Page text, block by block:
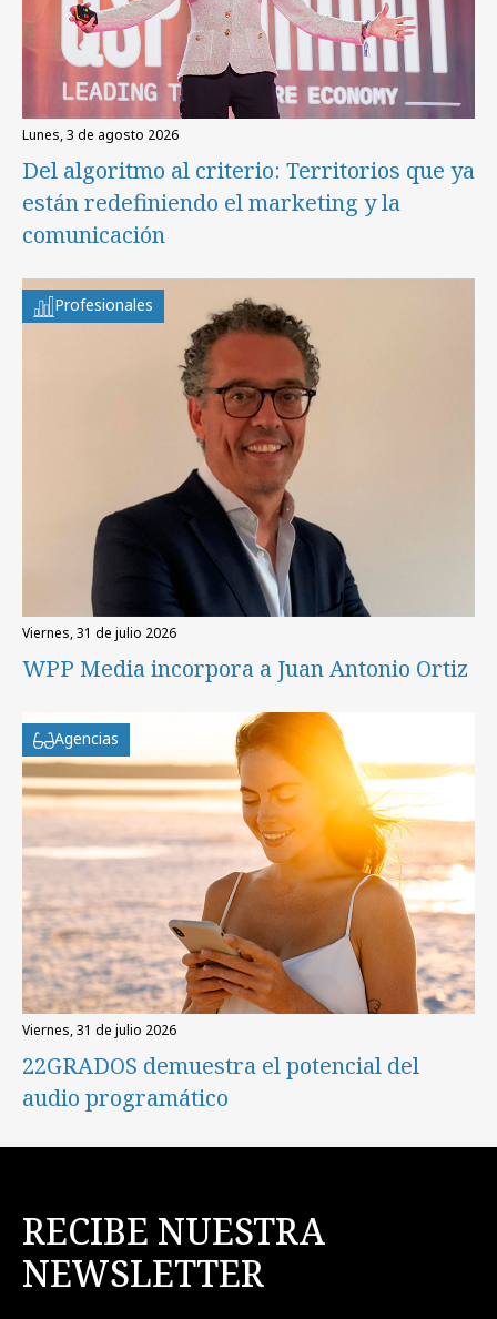
lunes, 3 de agosto 2026
Del algoritmo al criterio: Territorios que ya
están redefiniendo el marketing y la
comunicación
Profesionales
viernes, 31 de julio 2026
WPP Media incorpora a Juan Antonio Ortiz
Agencias
viernes, 31 de julio 2026
22GRADOS demuestra el potencial del
audio programático
RECIBE NUESTRA
NEWSLETTER